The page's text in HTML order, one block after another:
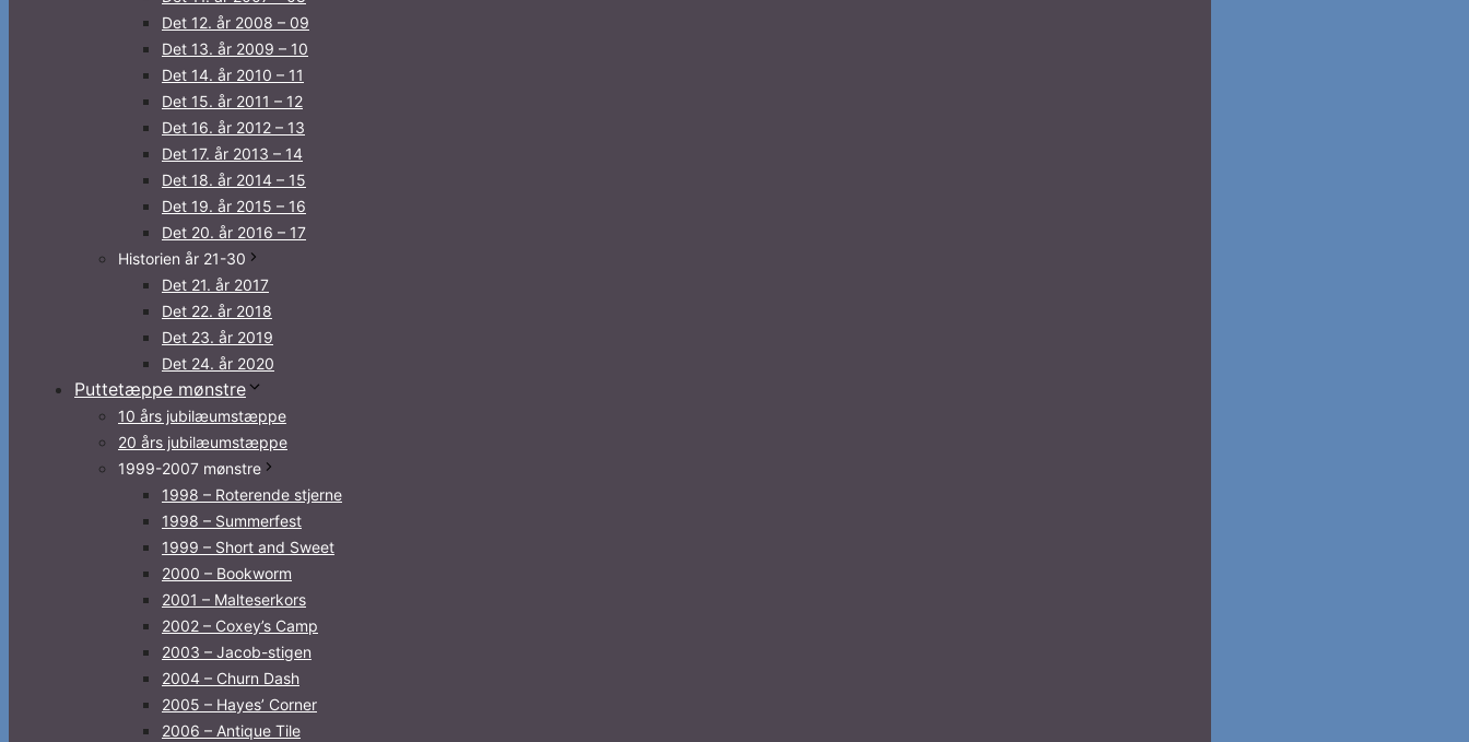
Det 12. år 2008 – 09
Det 13. år 2009 – 10
Det 14. år 2010 – 11
Det 15. år 2011 – 12
Det 16. år 2012 – 13
Det 17. år 2013 – 14
Det 18. år 2014 – 15
Det 19. år 2015 – 16
Det 20. år 2016 – 17
Historien år 21-30
Det 21. år 2017
Det 22. år 2018
Det 23. år 2019
Det 24. år 2020
Puttetæppe mønstre
10 års jubilæumstæppe
20 års jubilæumstæppe
1999-2007 mønstre
1998 – Roterende stjerne
1998 – Summerfest
1999 – Short and Sweet
2000 – Bookworm
2001 – Malteserkors
2002 – Coxey’s Camp
2003 – Jacob-stigen
2004 – Churn Dash
2005 – Hayes’ Corner
2006 – Antique Tile